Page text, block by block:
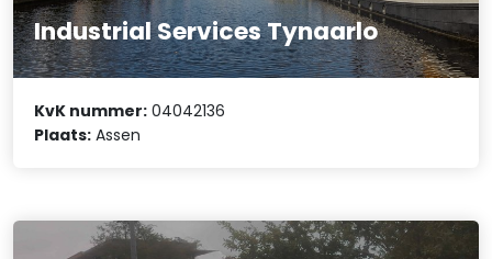
Industrial Services Tynaarlo
KvK nummer: 04042136
Plaats: Assen